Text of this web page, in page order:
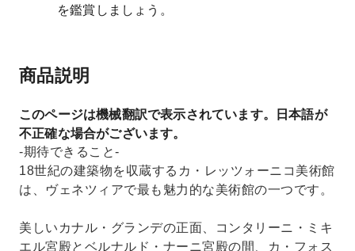
を鑑賞しましょう。
商品説明
このページは機械翻訳で表示されています。日本語が
不正確な場合がございます。
-期待できること-
18世紀の建築物を収蔵するカ・レッツォーニコ美術館
は、ヴェネツィアで最も魅力的な美術館の一つです。
美しいカナル・グランデの正面、コンタリーニ・ミキ
エル宮殿とベルナルド・ナーニ宮殿の間、カ・フォス